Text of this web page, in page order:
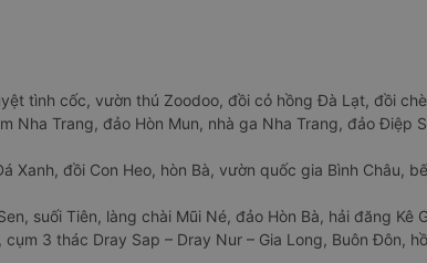
tình cốc, vườn thú Zoodoo, đồi cỏ hồng Đà Lạt, đồi
Nha Trang, đảo Hòn Mun, nhà ga Nha Trang, đảo Điệp
Xanh, đồi Con Heo, hòn Bà, vườn quốc gia Bình Châu,
suối Tiên, làng chài Mũi Né, đảo Hòn Bà, hải đăng Kê
3 thác Dray Sap – Dray Nur – Gia Long, Buôn Đôn,